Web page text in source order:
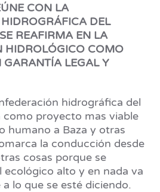
CON LA
DEL
REAFIRMA EN LA
HIDROLÓGICO COMO
LEGAL Y
hidrográfica del
como proyecto mas viable
humano a Baza y otras
la conducción desde
cosas porque se
ecológico alto y en nada va
lo que se esté diciendo.